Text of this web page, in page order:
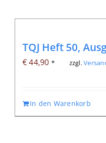
TQJ Heft 50,
€44,90 * zzgl.
In den Warenkorb